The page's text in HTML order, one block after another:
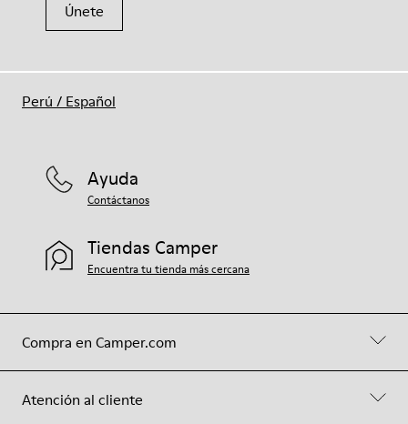
Únete
Compra en Camper.com
Atención al cliente
Ayuda
Contáctanos
Tiendas Camper
Encuentra tu tienda más cercana
Perú / Español